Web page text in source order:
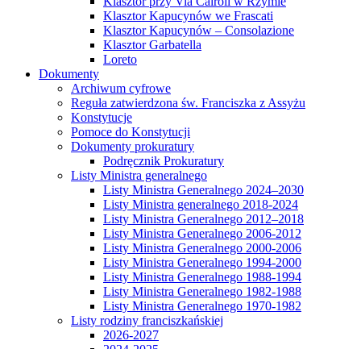
Klasztor Kapucynów we Frascati
Klasztor Kapucynów – Consolazione
Klasztor Garbatella
Loreto
Dokumenty
Archiwum cyfrowe
Reguła zatwierdzona św. Franciszka z Assyżu
Konstytucje
Pomoce do Konstytucji
Dokumenty prokuratury
Podręcznik Prokuratury
Listy Ministra generalnego
Listy Ministra Generalnego 2024–2030
Listy Ministra generalnego 2018-2024
Listy Ministra Generalnego 2012–2018
Listy Ministra Generalnego 2006-2012
Listy Ministra Generalnego 2000-2006
Listy Ministra Generalnego 1994-2000
Listy Ministra Generalnego 1988-1994
Listy Ministra Generalnego 1982-1988
Listy Ministra Generalnego 1970-1982
Listy rodziny franciszkańskiej
2026-2027